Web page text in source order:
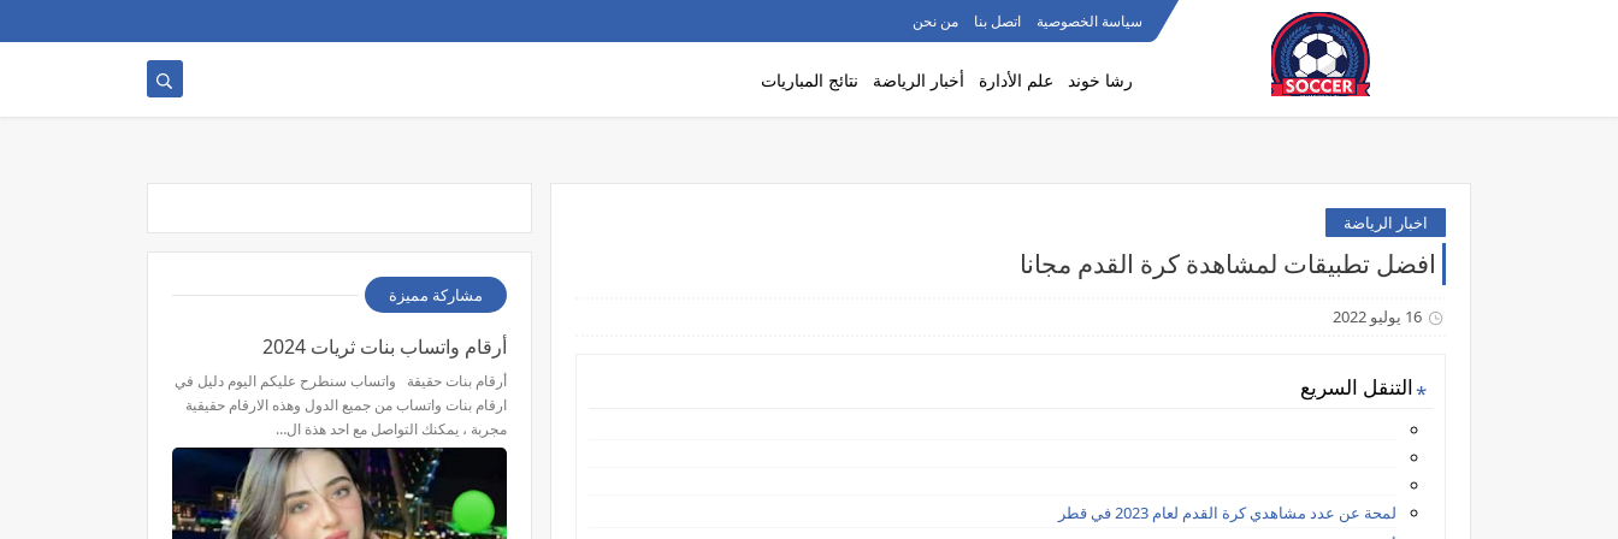
سياسة الخصوصية اتصل بنا من نحن
رشا خوند علم الأدارة أخبار الرياضة نتائج المباريات
اخبار الرياضة
افضل تطبيقات لمشاهدة كرة القدم مجانا
16 يوليو 2022
التنقل السريع
لمحة عن عدد مشاهدي كرة القدم لعام 2023 في قطر
مشاركة مميزة
أرقام واتساب بنات ثريات 2024
أرقام بنات حقيقة واتساب سنطرح عليكم اليوم دليل في
ارقام بنات واتساب من جميع الدول وهذه الارقام حقيقية
مجربة ، يمكنك التواصل مع احد هذة ال…